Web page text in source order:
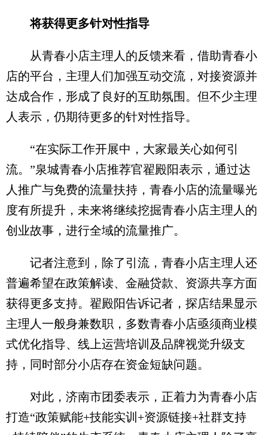
将获得更多针对性指导
从青春小店主理人的反馈来看，借助青春小
店的平台，主理人们加强互动交流，对接资源并
达成合作，形成了良好的互助氛围。但不少主理
人表示，仍期待更多的针对性指导。
“在实际工作开展中，大家最关心如何引
流。”泉城青春小店推荐官翟殿阳表示，通过达
人推广与免费的流量扶持，青春小店的流量曝光
度有所提升，未来将继续挖掘青春小店主理人的
创业故事，进行全域的流量推广。
记者注意到，除了引流，青春小店主理人还
普遍希望在政策解读、金融贷款、资源共享方面
获得更多支持。翟殿阳告诉记者，探店结果显示
主理人一般身兼数职，多数青春小店亟须商业模
式优化指导、线上运营培训及品牌视觉升级支
持，同时部分小店存在资金短缺问题。
对此，济南市团委表示，正着力为青春小店
打造“政策赋能+技能实训+资源链接+社群支持